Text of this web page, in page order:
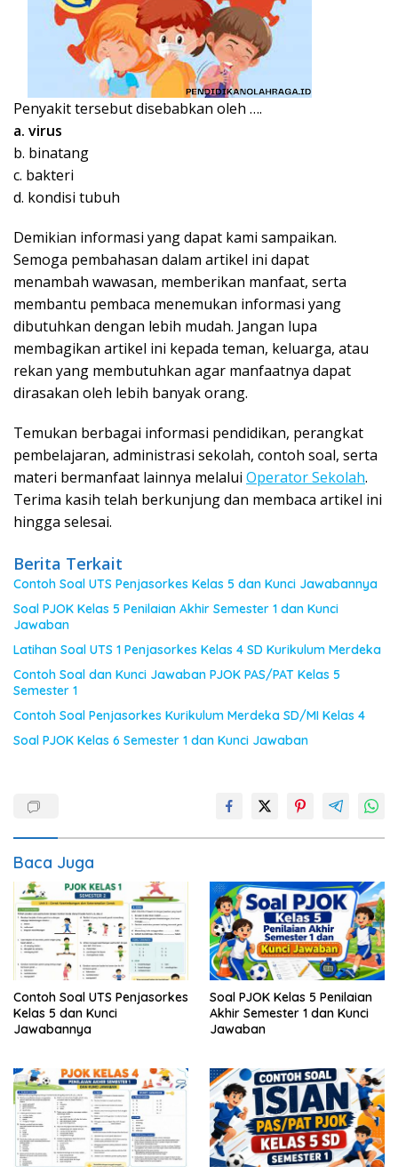
Penyakit tersebut disebabkan oleh ….
a. virus
b. binatang
c. bakteri
d. kondisi tubuh
Demikian informasi yang dapat kami sampaikan.
Semoga pembahasan dalam artikel ini dapat
menambah wawasan, memberikan manfaat, serta
membantu pembaca menemukan informasi yang
dibutuhkan dengan lebih mudah. Jangan lupa
membagikan artikel ini kepada teman, keluarga, atau
rekan yang membutuhkan agar manfaatnya dapat
dirasakan oleh lebih banyak orang.
Temukan berbagai informasi pendidikan, perangkat
pembelajaran, administrasi sekolah, contoh soal, serta
materi bermanfaat lainnya melalui Operator Sekolah.
Terima kasih telah berkunjung dan membaca artikel ini
hingga selesai.
Berita Terkait
Contoh Soal UTS Penjasorkes Kelas 5 dan Kunci Jawabannya
Soal PJOK Kelas 5 Penilaian Akhir Semester 1 dan Kunci
Jawaban
Latihan Soal UTS 1 Penjasorkes Kelas 4 SD Kurikulum Merdeka
Contoh Soal dan Kunci Jawaban PJOK PAS/PAT Kelas 5
Semester 1
Contoh Soal Penjasorkes Kurikulum Merdeka SD/MI Kelas 4
Soal PJOK Kelas 6 Semester 1 dan Kunci Jawaban
Baca Juga
Contoh Soal UTS Penjasorkes
Kelas 5 dan Kunci
Jawabannya
Soal PJOK Kelas 5 Penilaian
Akhir Semester 1 dan Kunci
Jawaban